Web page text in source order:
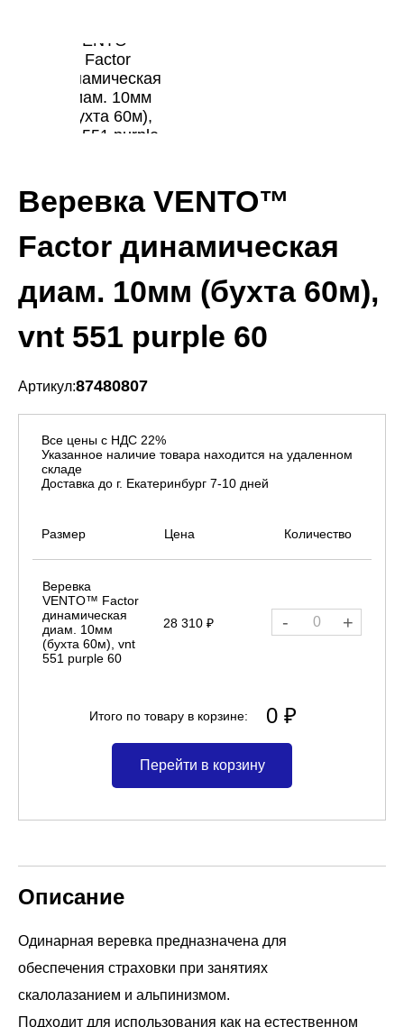
Веревка VENTO™
Factor динамическая
диам. 10мм (бухта 60м),
vnt 551 purple 60
Артикул:87480807
Все цены с НДС 22%
Указанное наличие товара находится на удаленном
складе
Доставка до г. Екатеринбург 7-10 дней
Размер Цена Количество
Веревка
VENTO™ Factor
динамическая
диам. 10мм
(бухта 60м), vnt
551 purple 60
28 310 ₽ - +
Итого по товару в корзине: 0 ₽
Перейти в корзину
Описание
Одинарная веревка предназначена для
обеспечения страховки при занятиях
скалолазанием и альпинизмом.
Подходит для использования как на естественном